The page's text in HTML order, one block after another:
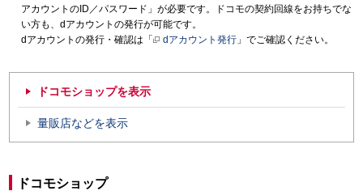
アカウントのID／パスワード」が必要です。ドコモの契約回線をお持ちでな
い方も、dアカウントの発行が可能です。
dアカウントの発行・確認は「
dアカウント発行 」でご確認ください。
ドコモショップを表示
量販店などを表示
ドコモショップ